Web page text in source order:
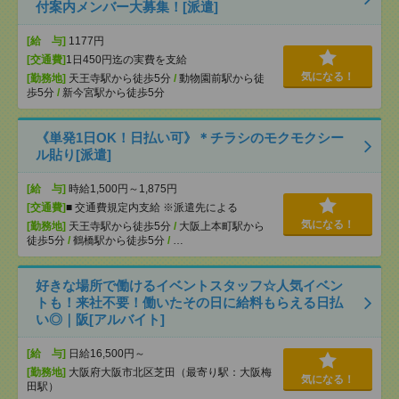
付案内メンバー大募集！[派遣]
[給 与] 1177円
[交通費] 1日450円迄の実費を支給
[勤務地] 天王寺駅から徒歩5分 / 動物園前駅から徒
歩5分 / 新今宮駅から徒歩5分
気になる！
《単発1日OK！日払い可》＊チラシのモクモクシー
ル貼り[派遣]
[給 与] 時給1,500円～1,875円
[交通費]■ 交通費規定内支給 ※派遣先による
[勤務地] 天王寺駅から徒歩5分 / 大阪上本町駅から
徒歩5分 / 鶴橋駅から徒歩5分 / …
気になる！
好きな場所で働けるイベントスタッフ☆人気イベン
トも！来社不要！働いたその日に給料もらえる日払
い◎｜阪[アルバイト]
[給 与] 日給16,500円～
[勤務地] 大阪府大阪市北区芝田（最寄り駅：大阪梅
田駅）
気になる！